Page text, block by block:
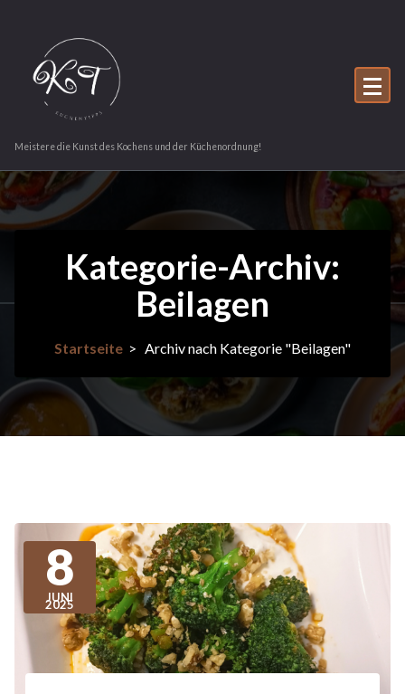
springen
Meistere die Kunst des Kochens und der Küchenordnung!
Kategorie-Archiv:
Beilagen
Startseite > Archiv nach Kategorie "Beilagen"
8
JUNI
2025